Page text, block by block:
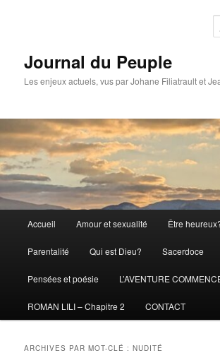
Journal du Peuple
Les enjeux actuels, vus par Johane Filiatrault et
principal
Accueil Amour et sexualité Être
Parentalité Qui est Dieu? Sacerdoce
Pensées et poésie L’AVENTURE
ROMAN LILI – Chapitre 2 CONTACT
ARCHIVES PAR MOT-CLÉ :NUDITÉ